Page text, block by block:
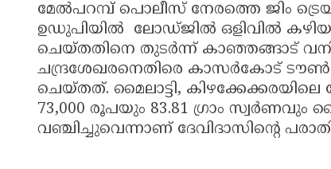
മേൽപറമ്പ് പൊലീസ് നേരത്തെ ജിം
ഉഡുപിയിൽ ലോഡ്ജിൽ ഒളിവിൽ
ചെയ്തതിനെ തുടർന്ന് കാഞ്ഞങ്ങാട്
ചന്ദ്രശേഖരനെതിരെ കാസർകോട്
ചെയ്തത്. മൈലാട്ടി,
73,000 രൂപയും 83.81 ഗ്രാം സ്വര്‍ണവും
വഞ്ചിച്ചുവെന്നാണ് ദേവിദാസിന്റെ